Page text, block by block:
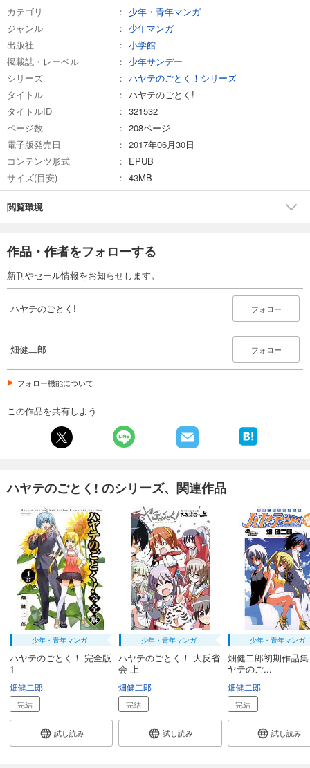
カテゴリ
少年・青年マンガ
ジャンル
少年マンガ
出版社
小学館
掲載誌・レーベル
少年サンデー
シリーズ
ハヤテのごとく！シリーズ
タイトル
ハヤテのごとく!
タイトルID
321532
ページ数
208ページ
電子版発売日
2017年06月30日
コンテンツ形式
EPUB
サイズ(目安)
43MB
閲覧環境
作品・作者をフォローする
新刊やセール情報をお知らせします。
ハヤテのごとく! フォロー
畑健二郎 フォロー
フォロー機能について
この作品を共有しよう
ハヤテのごとく! のシリーズ、関連作品
少年・青年マンガ
ハヤテのごとく！ 完全版
1
畑健二郎
完結
試し読み
少年・青年マンガ
ハヤテのごとく！ 大反省
会 上
畑健二郎
完結
試し読み
少年・青年マンガ
畑健二郎初期作品
ヤテのご...
畑健二郎
完結
試し読み